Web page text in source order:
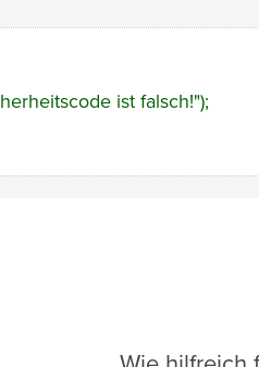
ist falsch!");